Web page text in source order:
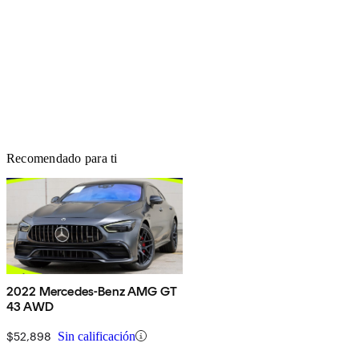
Recomendado para ti
2022 Mercedes-Benz AMG GT
43 AWD
$52,898 Sin calificación